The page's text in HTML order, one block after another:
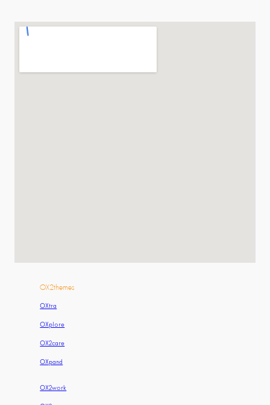
OX2themes
OXtra
OXplore
OX2care
OXpand
OX2work